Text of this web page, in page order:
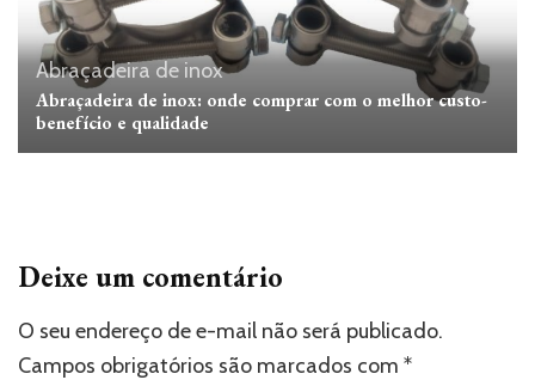
Abraçadeira de inox
Abraçadeira de inox: onde comprar com o melhor custo-
benefício e qualidade
Deixe um comentário
O seu endereço de e-mail não será publicado.
Campos obrigatórios são marcados com *